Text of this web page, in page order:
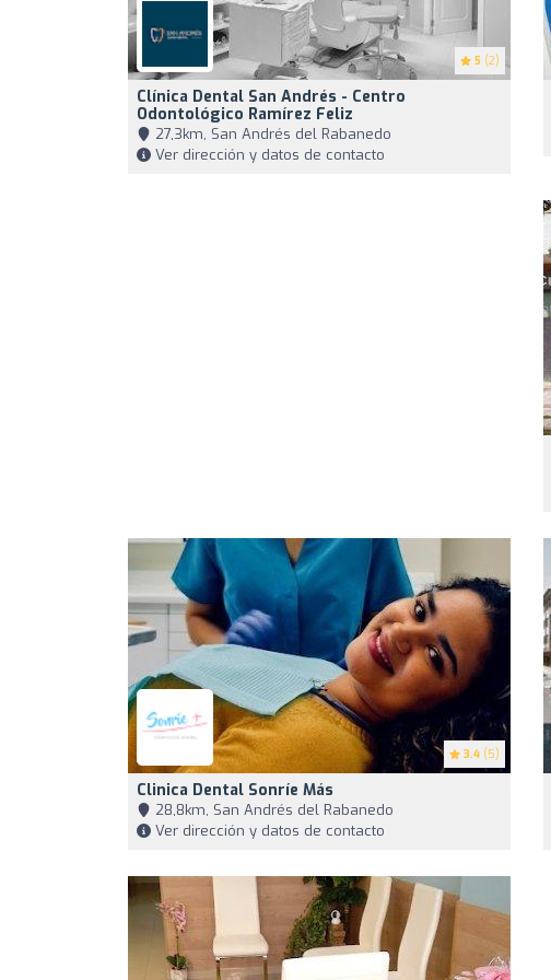
5 (2)
Clínica Dental San Andrés - Centro
Odontológico Ramírez Feliz
27,3km, San Andrés del Rabanedo
Ver dirección y datos de contacto
3.4 (5)
Clinica Dental Sonríe Más
28,8km, San Andrés del Rabanedo
Ver dirección y datos de contacto